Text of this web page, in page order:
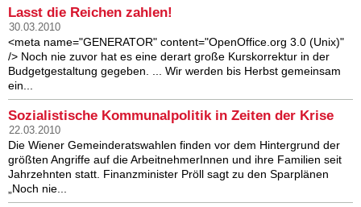
Lasst die Reichen zahlen!
30.03.2010
<meta name="GENERATOR" content="OpenOffice.org 3.0 (Unix)"
/> Noch nie zuvor hat es eine derart große Kurskorrektur in der
Budgetgestaltung gegeben. ... Wir werden bis Herbst gemeinsam
ein...
Sozialistische Kommunalpolitik in Zeiten der Krise
22.03.2010
Die Wiener Gemeinderatswahlen finden vor dem Hintergrund der
größten Angriffe auf die ArbeitnehmerInnen und ihre Familien seit
Jahrzehnten statt. Finanzminister Pröll sagt zu den Sparplänen
„Noch nie...